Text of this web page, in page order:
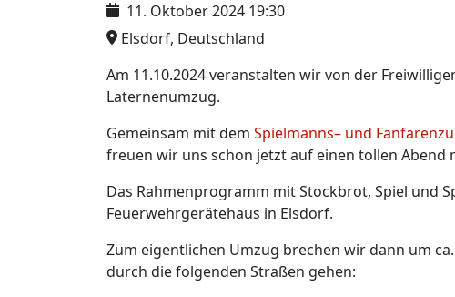
11. Oktober 2024 19:30
Elsdorf, Deutschland
Am 11.10.2024 veranstalten wir von der
Laternenumzug.
Gemeinsam mit dem Spielmanns– und
freuen wir uns schon jetzt auf einen tollen Abend
Das Rahmenprogramm mit Stockbrot, Spiel und
Feuerwehrgerätehaus in Elsdorf.
Zum eigentlichen Umzug brechen wir dann um
durch die folgenden Straßen gehen: